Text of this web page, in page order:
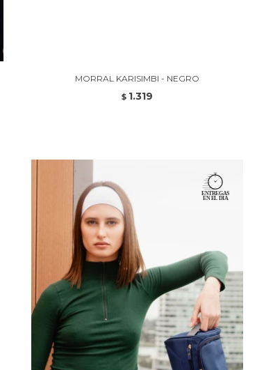
MORRAL KARISIMBI - NEGRO
$ 1.319